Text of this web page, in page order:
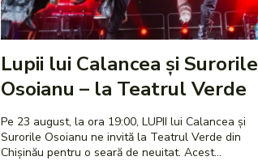
Lupii lui Calancea și Surorile
Osoianu – la Teatrul Verde
Pe 23 august, la ora 19:00, LUPII lui Calancea și
Surorile Osoianu ne invită la Teatrul Verde din
Chișinău pentru o seară de neuitat. Acest...